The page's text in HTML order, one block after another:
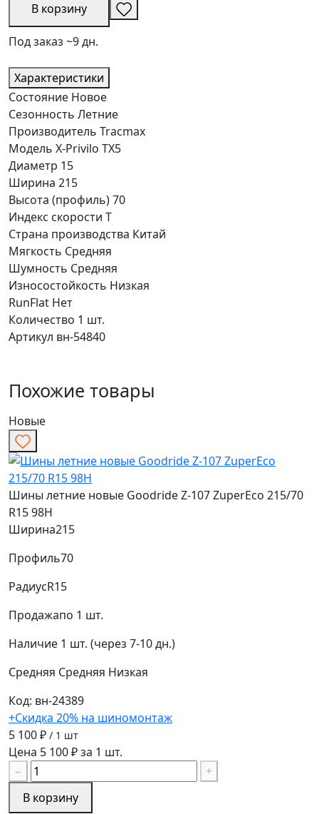
В корзину
Под заказ ~9 дн.
Характеристики
Состояние Новое
Сезонность Летние
Производитель Tracmax
Модель X-Privilo TX5
Диаметр 15
Ширина 215
Высота (профиль)70
Индекс скорости T
Страна производства Китай
Мягкость Средняя
Шумность Средняя
Износостойкость Низкая
RunFlat Нет
Количество 1 шт.
Артикул вн-54840
Похожие товары
Новые
Шины летние новые Goodride Z-107 ZuperEco 215/70
R15 98H
Ширина215
Профиль70
РадиусR15
Продажапо 1 шт.
Наличие 1 шт. (через 7-10 дн.)
Средняя Средняя Низкая
Код: вн-24389
+Скидка 20% на шиномонтаж
5 100 ₽ / 1 шт
Цена 5 100 ₽ за 1 шт.
−
+
В корзину